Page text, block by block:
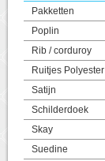
Pakketten
Poplin
Rib / corduroy
Ruitjes Polyester
Satijn
Schilderdoek
Skay
Suedine